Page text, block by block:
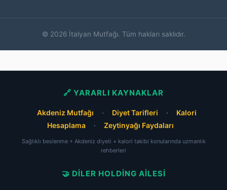
© 2026 İtalyan Mutfağı. Tüm hakları saklıdır.
🔗 YARARLI KAYNAKLAR
Akdeniz Mutfağı · Diyet Tarifleri ·
Kalori
Hesaplama
· Zeytinyağı Faydaları
Sağlıklı beslenme + Akdeniz diyeti + kalori takibi konularında uzmanlık
rehberleri
🤝 DILER HOLDING AILESI